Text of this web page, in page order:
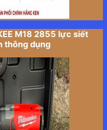
M18 2855 lực siết
thông dụng